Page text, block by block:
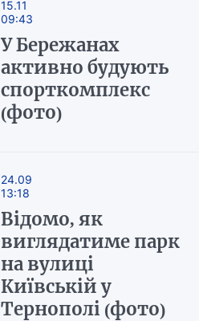
15.11
09:43
У Бережанах
активно будують
спорткомплекс
(фото)
24.09
13:18
Відомо, як
виглядатиме парк
на вулиці
Київській у
Тернополі (фото)